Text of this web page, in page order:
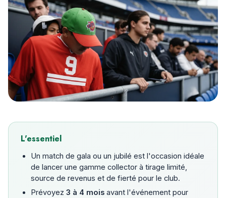
L'essentiel
Un match de gala ou un jubilé est l'occasion idéale
de lancer une gamme collector à tirage limité,
source de revenus et de fierté pour le club.
Prévoyez 3 à 4 mois avant l'événement pour